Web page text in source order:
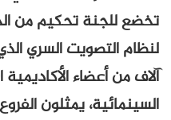
تخضع للجنة تحكيم من
لنظام التصويت السري
آلاف من أعضاء الأكاديمية
السينمائية، يمثلون